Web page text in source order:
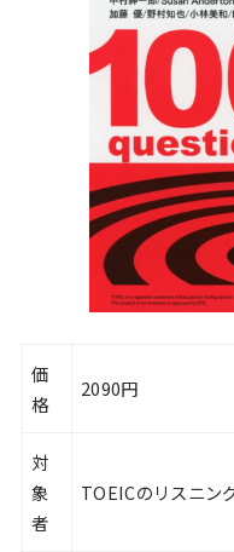
価
格
2090円
対
象
者
TOEICのリスニン